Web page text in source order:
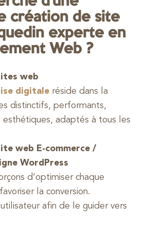
création de site
experte en
Web ?
web
digitale réside dans la
distinctifs, performants,
esthétiques, adaptés à tous les
web E-commerce /
WordPress
d’optimiser chaque
la conversion.
afin de le guider vers